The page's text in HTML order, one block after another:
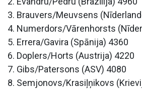
3. Brauvers/Meuvsens
4. Numerdors/Vārenhorsts
5. Errera/Gavira (Spānija) 4360
6. Doplers/Horts (Austrija) 4220
7. Gibs/Patersons (ASV) 4080
8. Semjonovs/Krasiļņikovs